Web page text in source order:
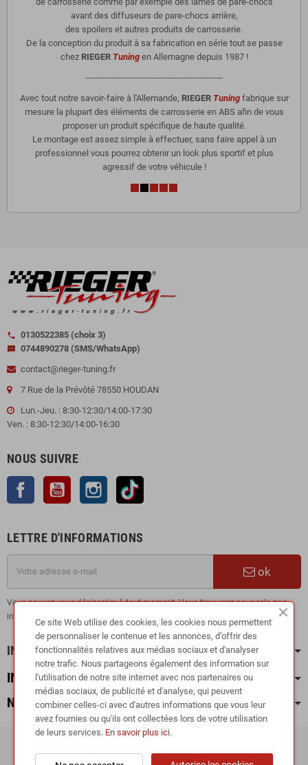
avant des diffuseurs de pare-chocs arrière,
des spoilers et autres produits de carrosserie.
De la conception du produit à sa fabrication en série tout se passe
chez RIEGER Tuningen Allemagne depuis 1987 !
--------------------------------------------------
Avec tout notre savoir-faire à l'Allemande, RIEGER Tuning fabrique sur
mesure la plupart des éléments de carrosserie en ABS afin de vous
proposer un produit spécifique de haute qualité.
Le montage est assez simple à effectuer, sans faire appel à un
professionnel vous pourrez obtenir un look plus sportif et plus
agressif de votre véhicule !
call 0130522385 (choix 3)
sms
0744890278 (SMS/WhatsApp)
contact@rieger-tuning.fr
7 Rue de la Prévôté 78550 HOUDAN
Lun.-Jeu. : 8:30-12:30/14:00-17:30
Ven. : 8:30-12:30/14:00-16:30
NOUS SUIVRE
Facebook YouTube Instagram
LETTRE D'INFORMATIONS
ok
Vous pouvez vous désinscrire à tout moment. Vous trouverez pour cela nos
informations de contact dans les conditions d'utilisation du site.
INFORMATION
INFOS PRATIQUES
NOS CATÉGORIES
Ce site Web utilise des cookies, les cookies nous permettent
de personnaliser le contenue et les annonces, d’offrir des
fonctionnalités relatives aux médias sociaux et d'analyser
notre trafic. Nous partageons également des information sur
l'utilisation de notre site internet avec nos partenaires ou
médias sociaux, de publicité et d'analyse, qui peuvent
combiner celles-ci avec d'autres informations que vous leur
avez fournies ou qu'ils ont collectées lors de votre utilisation
de leurs services. En savoir plus ici.